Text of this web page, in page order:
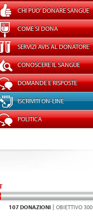
CHI PUO' DONARE SANGUE
COME SI DONA
SERVIZI AVIS AL DONATORE
CONOSCERE IL SANGUE
DOMANDE E RISPOSTE
ISCRIVITI ON-LINE
POLITICA
107 DONAZIONI OBIETTIVO 300